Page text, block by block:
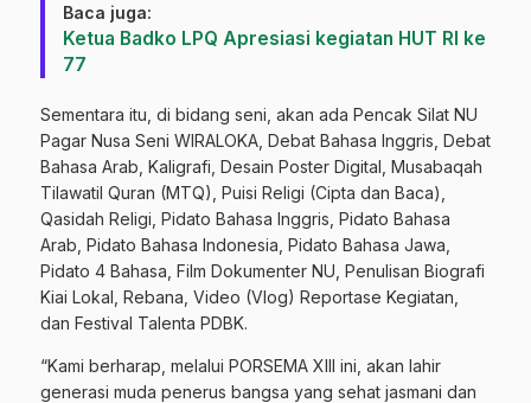
Baca juga:
Ketua Badko LPQ Apresiasi kegiatan HUT RI ke
77
Sementara itu, di bidang seni, akan ada Pencak Silat NU
Pagar Nusa Seni WIRALOKA, Debat Bahasa Inggris, Debat
Bahasa Arab, Kaligrafi, Desain Poster Digital, Musabaqah
Tilawatil Quran (MTQ), Puisi Religi (Cipta dan Baca),
Qasidah Religi, Pidato Bahasa Inggris, Pidato Bahasa
Arab, Pidato Bahasa Indonesia, Pidato Bahasa Jawa,
Pidato 4 Bahasa, Film Dokumenter NU, Penulisan Biografi
Kiai Lokal, Rebana, Video (Vlog) Reportase Kegiatan,
dan Festival Talenta PDBK.
“Kami berharap, melalui PORSEMA XIII ini, akan lahir
generasi muda penerus bangsa yang sehat jasmani dan